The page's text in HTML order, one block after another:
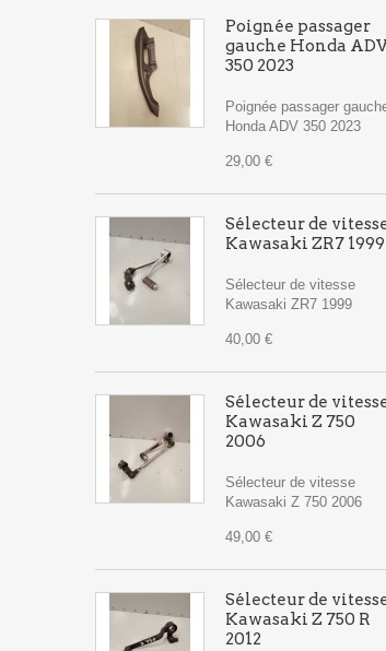
Poignée passager
gauche Honda
350 2023
Poignée passager
Honda ADV 350 2023
29,00 €
Sélecteur de
Kawasaki ZR7 1999
Sélecteur de vitesse
Kawasaki ZR7 1999
40,00 €
Sélecteur de
Kawasaki Z 750
2006
Sélecteur de vitesse
Kawasaki Z 750 2006
49,00 €
Sélecteur de
Kawasaki Z 750 R
2012